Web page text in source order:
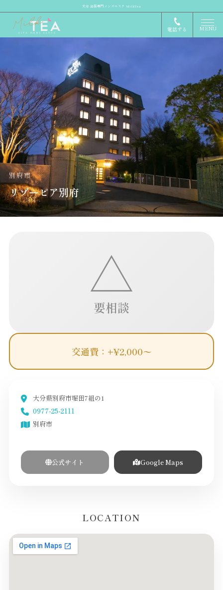
大分 出張専門メンズエステ MilkTea
電話する MENU
別府市
リゾーピア別府
△
要相談
交通費：+¥2,000〜
大分県別府市堀田7組の1
0977-25-2111
別府市
公式サイト Google Maps
LOCATION